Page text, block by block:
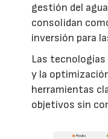
gestión del
consolidan
inversión para
Las
y la
herramientas
objetivos sin